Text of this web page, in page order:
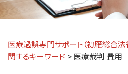
医療過誤専門サポート（初雁総合法
関するキーワード > 医療裁判 費用